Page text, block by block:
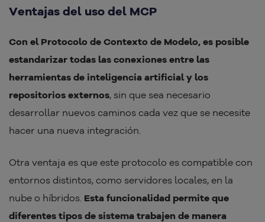
Ventajas del uso del MCP
Con el Protocolo de Contexto de Modelo, es posible
estandarizar todas las conexiones entre las
herramientas de inteligencia artificial y los
repositorios externos, sin que sea necesario
desarrollar nuevos caminos cada vez que se necesite
hacer una nueva integración.
Otra ventaja es que este protocolo es compatible con
entornos distintos, como servidores locales, en la
nube o híbridos. Esta funcionalidad permite que
diferentes tipos de sistema trabajen de manera